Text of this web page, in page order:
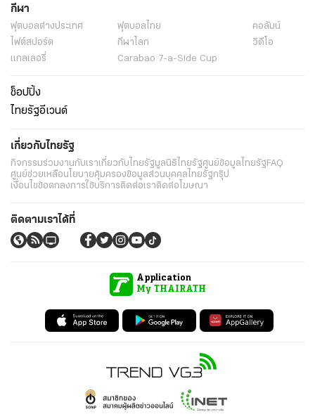
กีฬา
ฟุตบอลต่่างประเทศ ฟุตบอลไทย
คอลัมน์
ไฟต์สปอร์ต
กีฬาโลก
วิดีโอ
แกลเลอรี่
Carabao 7-a-Side Cup
ช็อปปิ้ง
ไทยรัฐอีเวนต์
เกี่ยวกับไทยรัฐ
กิจกรรมร่วมงานกับเราเกี่ยวกับไทยรัฐมูลนิธิไทยรัฐศูนย์ข้อมูลไทยรัฐFAQ
ศูนย์ช่วยเหลือนโยบายคุ้มครองข้อมูลส่วนบุคคลไทยรัฐกรุ๊ป
เงื่อนไขข้อตกลงการใช้บริการติดต่อเราติดต่อโฆษณา
ติดตามเราได้ที่
Application
My THAIRATH